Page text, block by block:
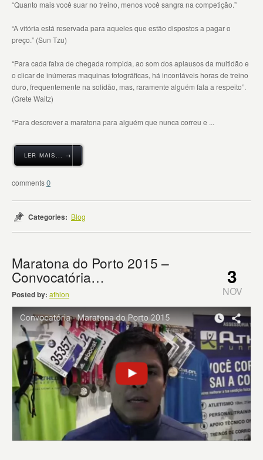
“Quanto mais você suar no treino, menos você sangra na competição.”
“A vitória está reservada para aqueles que estão dispostos a pagar o
preço.” (Sun Tzu)
“Para cada faixa de chegada rompida, ao som dos aplausos da multidão e
o clicar de inúmeras maquinas fotográficas, há incontáveis horas de treino
duro, frequentemente na solidão, mas, raramente alguém fala a respeito”.
(Grete Waitz)
“Para descrever a maratona para alguém que nunca correu e ...
LER MAIS... →
0
Categories: Blog
Maratona do Porto 2015 –
Convocatória…
Posted by: athlon
3
NOV